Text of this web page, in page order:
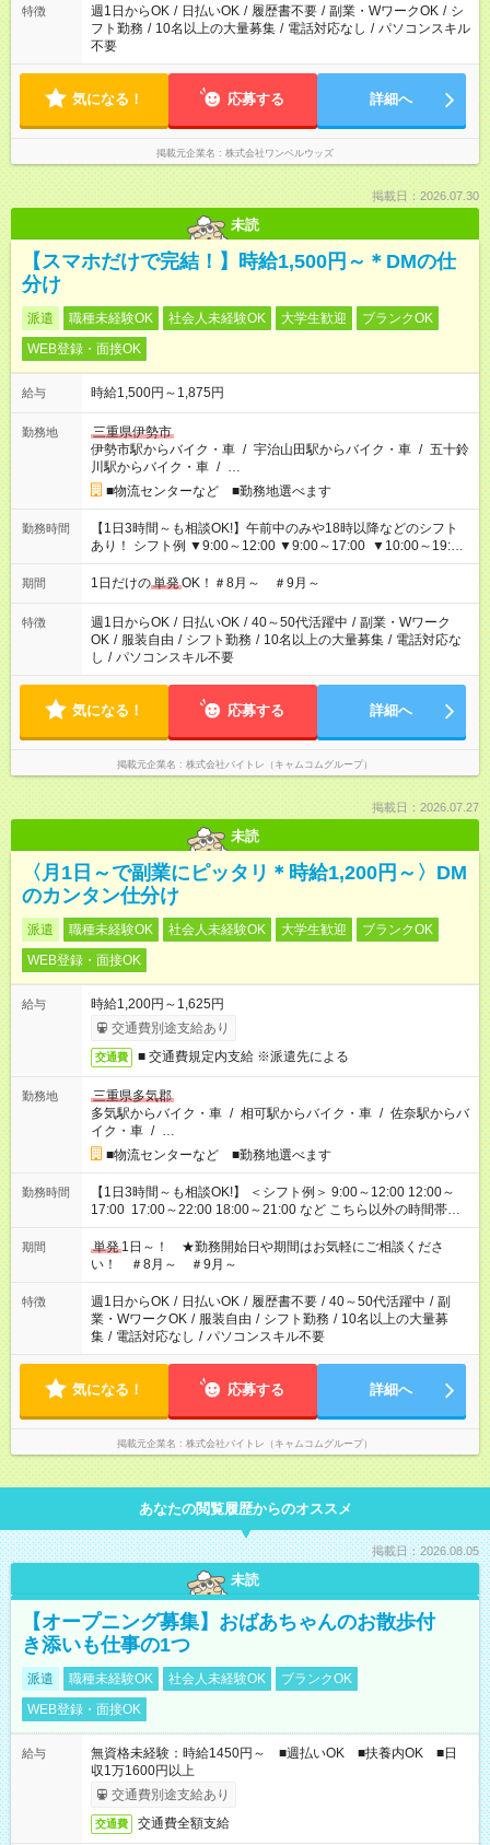
特徴 週1日からOK / 日払いOK / 履歴書不要 / 副業・WワークOK / シ
フト勤務 / 10名以上の大量募集 / 電話対応なし / パソコンスキル
不要
気になる！ 応募する 詳細へ
掲載元企業名 株式会社ワンベルウッズ
掲載日：2026.07.30
未読
【スマホだけで完結！】時給1,500円～＊DMの仕
分け
派遣 職種未経験OK 社会人未経験OK 大学生歓迎
ブランクOK
WEB登録・面接OK
給与 時給1,500円～1,875円
勤務地
三重県伊勢市
伊勢市駅からバイク・車 / 宇治山田駅からバイク・車 / 五十鈴
川駅からバイク・車 / …
■物流センターなど ■勤務地選べます
勤務時間
【1日3時間～も相談OK!】午前中のみや18時以降などのシフト
あり！ シフト例 ▼9:00～12:00 ▼9:00～17:00 ▼10:00～19:00
▼18:00～21:00
期間 1日だけの単発OK！＃8月～ ＃9月～
特徴 週1日からOK / 日払いOK / 40～50代活躍中 / 副業・Wワーク
OK / 服装自由 / シフト勤務 / 10名以上の大量募集 / 電話対応な
し / パソコンスキル不要
気になる！ 応募する 詳細へ
掲載元企業名 株式会社バイトレ（キャムコムグループ）
掲載日：2026.07.27
未読
〈月1日～で副業にピッタリ＊時給1,200円～〉DM
のカンタン仕分け
派遣 職種未経験OK 社会人未経験OK 大学生歓迎
ブランクOK
WEB登録・面接OK
給与
時給1,200円～1,625円
交通費別途支給あり
交通費 ■ 交通費規定内支給 ※派遣先による
勤務地
三重県多気郡
多気駅からバイク・車 / 相可駅からバイク・車 / 佐奈駅からバ
イク・車 / …
■物流センターなど ■勤務地選べます
勤務時間
【1日3時間～も相談OK!】 ＜シフト例＞ 9:00～12:00 12:00～
17:00 17:00～22:00 18:00～21:00 など こちら以外の時間帯も
お気軽にご相談ください！
期間 単発 1日～！ ★勤務開始日や期間はお気軽にご相談くださ
い！ ＃8月～ ＃9月～
特徴 週1日からOK / 日払いOK / 履歴書不要 / 40～50代活躍中 / 副
業・WワークOK / 服装自由 / シフト勤務 / 10名以上の大量募
集 / 電話対応なし / パソコンスキル不要
気になる！ 応募する 詳細へ
掲載元企業名 株式会社バイトレ（キャムコムグループ）
あなたの閲覧履歴からのオススメ
掲載日：2026.08.05
未読
【オープニング募集】おばあちゃんのお散歩付
き添いも仕事の1つ
派遣 職種未経験OK 社会人未経験OK
ブランクOK
WEB登録・面接OK
給与
無資格未経験：時給1450円～ ■週払いOK ■扶養内OK ■日
収1万1600円以上
交通費別途支給あり
交通費 交通費全額支給